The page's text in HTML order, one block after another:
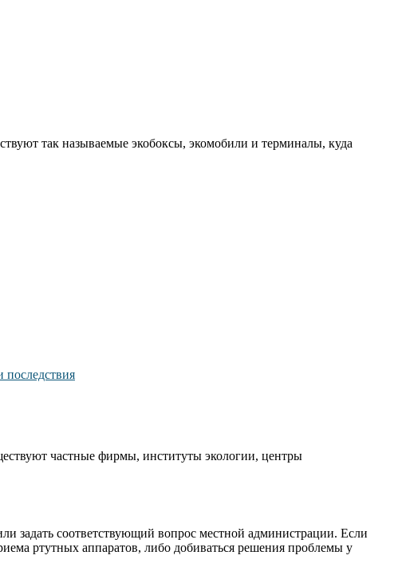
так называемые экобоксы, экомобили и терминалы, куда
частные фирмы, институты экологии, центры
задать соответствующий вопрос местной администрации. Если
ртутных аппаратов, либо добиваться решения проблемы у